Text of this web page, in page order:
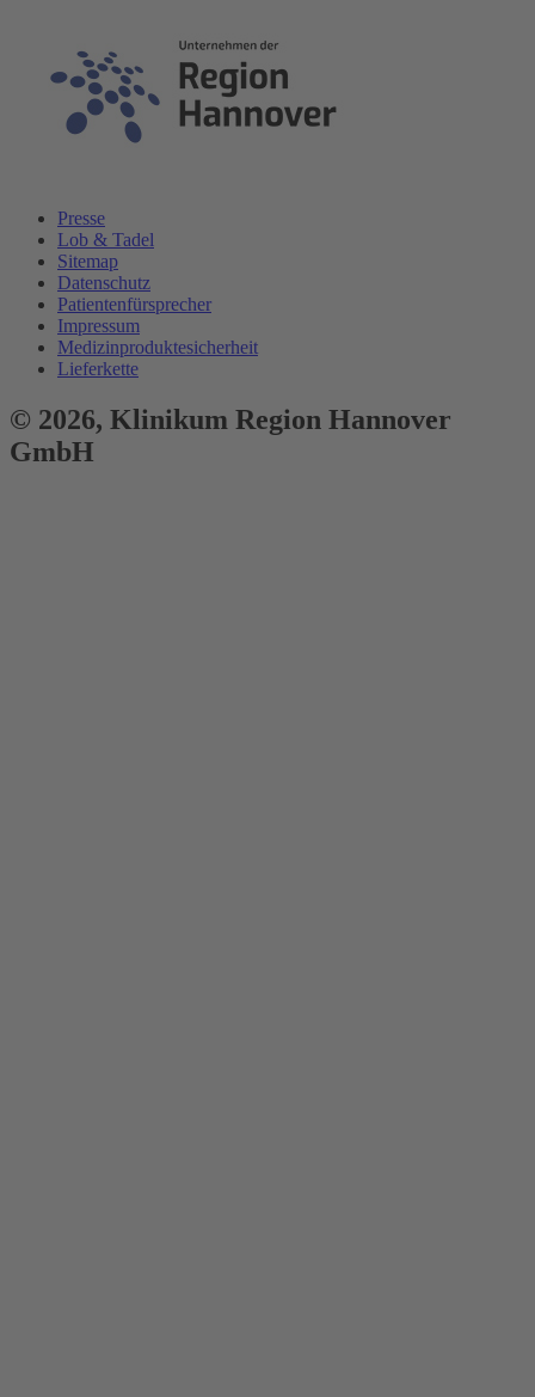
Presse
Lob & Tadel
Sitemap
Datenschutz
Patientenfürsprecher
Impressum
Medizinproduktesicherheit
Lieferkette
© 2026, Klinikum Region Hannover
GmbH